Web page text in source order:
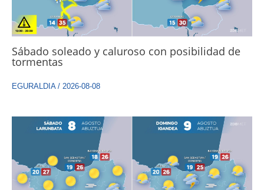
Sábado soleado y caluroso con posibilidad de
tormentas
EGURALDIA/ 2026-08-08